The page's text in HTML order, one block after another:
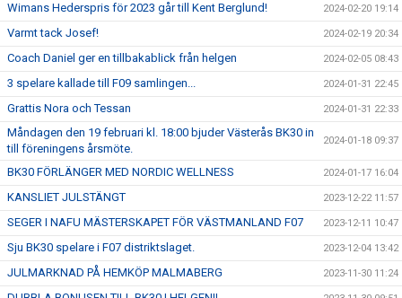
Wimans Hederspris för 2023 går till Kent Berglund! 2024-02-20 19:14
Varmt tack Josef! 2024-02-19 20:34
Coach Daniel ger en tillbakablick från helgen 2024-02-05 08:43
3 spelare kallade till F09 samlingen... 2024-01-31 22:45
Grattis Nora och Tessan 2024-01-31 22:33
Måndagen den 19 februari kl. 18:00 bjuder Västerås BK30 in
till föreningens årsmöte.
2024-01-18 09:37
BK30 FÖRLÄNGER MED NORDIC WELLNESS 2024-01-17 16:04
KANSLIET JULSTÄNGT 2023-12-22 11:57
SEGER I NAFU MÄSTERSKAPET FÖR VÄSTMANLAND F07 2023-12-11 10:47
Sju BK30 spelare i F07 distriktslaget. 2023-12-04 13:42
JULMARKNAD PÅ HEMKÖP MALMABERG 2023-11-30 11:24